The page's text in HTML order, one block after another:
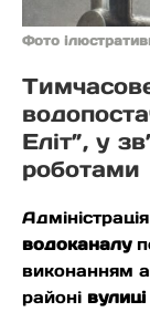
Фото
Еліт”, у
роботами
Адміністрація
водоканалу
виконанням
районі